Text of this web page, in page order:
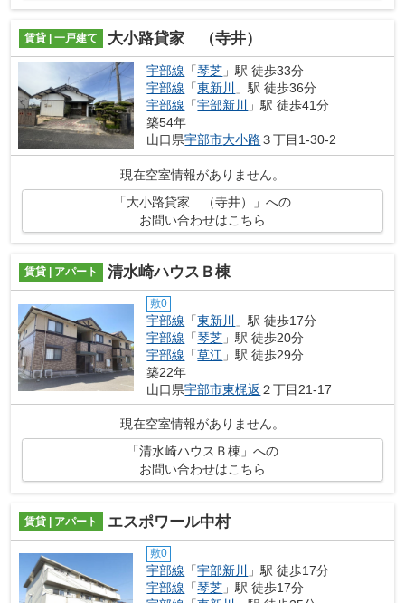
賃貸 | 一戸建て 大小路貸家 （寺井）
宇部線 「琴芝 」駅 徒歩33分
宇部線 「東新川
」駅 徒歩36分
宇部線 「宇部新川
」駅 徒歩41分
築54年
山口県宇部市大小路 ３丁目1-30-2
現在空室情報がありません。
「大小路貸家 （寺井）」への
お問い合わせはこちら
賃貸 | アパート 清水崎ハウスＢ棟
敷0
宇部線 「東新川
」駅 徒歩17分
宇部線 「琴芝 」駅 徒歩20分
宇部線 「草江 」駅 徒歩29分
築22年
山口県宇部市東梶返 ２丁目21-17
現在空室情報がありません。
「清水崎ハウスＢ棟」への
お問い合わせはこちら
賃貸 | アパート エスポワール中村
敷0
宇部線 「宇部新川
」駅 徒歩17分
宇部線 「琴芝 」駅 徒歩17分